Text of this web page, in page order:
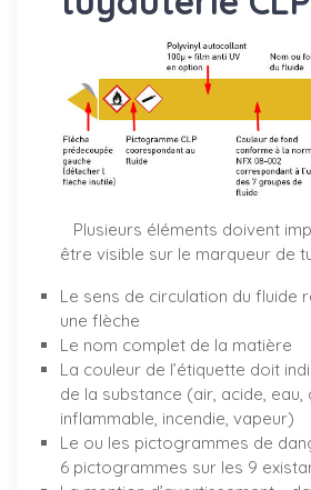
Plusieurs éléments doivent
être visible sur le marqueur de
Le sens de circulation du fluide
une flèche
Le nom complet de la matière
La couleur de l’étiquette doit
de la substance (air, acide, eau,
inflammable, incendie, vapeur)
Le ou les pictogrammes de
6 pictogrammes sur les 9